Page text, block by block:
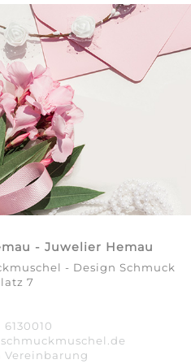
- Juwelier Hemau
- Design Schmuck
7
6130010
Vereinbarung​​​​​​​